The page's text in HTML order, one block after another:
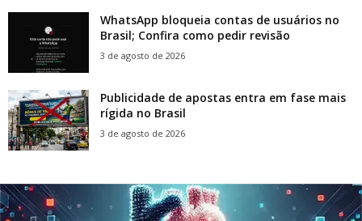
WhatsApp bloqueia contas de usuários no
Brasil; Confira como pedir revisão
3 de agosto de 2026
Publicidade de apostas entra em fase mais
rígida no Brasil
3 de agosto de 2026